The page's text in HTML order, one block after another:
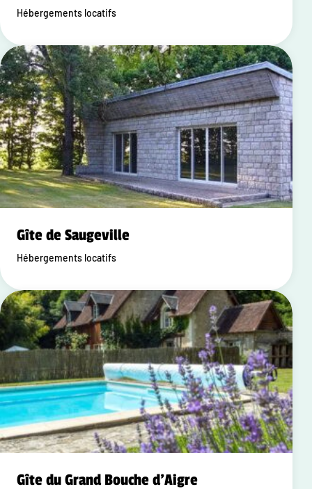
Hébergements locatifs
Gîte de Saugeville
Hébergements locatifs
Gîte du Grand Bouche d'Aigre